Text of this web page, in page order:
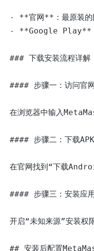
- **官网**：最原装的
- **Google Play**：
### 下载安装流程详解
#### 步骤一：访问官
在浏览器中输入
#### 步骤二：下载
在官网找到“下载
#### 步骤三：安装应
开启“未知来源”安装权
## 安装后配置